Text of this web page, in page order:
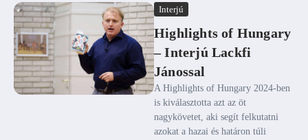
Interjú
Highlights of Hungary
– Interjú Lackfi
Jánossal
A Highlights of Hungary 2024-ben
is kiválasztotta azt az öt
nagykövetet, aki segít felkutatni
azokat a hazai és határon túli